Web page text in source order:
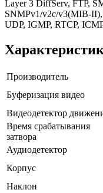
Layer 3 DiffServ, FTP,
SNMPv1/v2c/v3(MIB-II),
UDP, IGMP, RTCP,
Производитель
Буферизация видео
Видеодетектор
Время срабатывания
затвора
Аудиодетектор
Корпус
Наклон